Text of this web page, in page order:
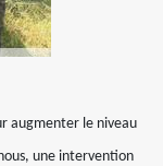
augmenter le niveau
une intervention